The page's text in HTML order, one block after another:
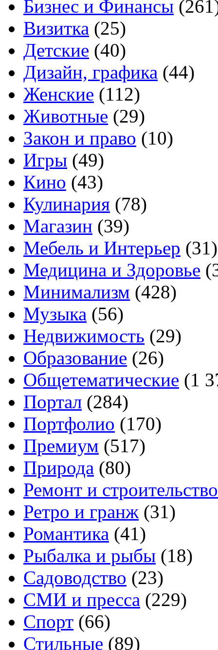
Бизнес и Финансы
Визитка (25)
Детские (40)
Дизайн, графика (44)
Женские (112)
Животные (29)
Закон и право (10)
Игры (49)
Кино (43)
Кулинария (78)
Магазин (39)
Мебель и Интерьер (31)
Медицина и Здоровье
Минимализм (428)
Музыка (56)
Недвижимость (29)
Образование (26)
Общетематические (1
Портал (284)
Портфолио (170)
Премиум (517)
Природа (80)
Ремонт и строительство
Ретро и гранж (31)
Романтика (41)
Рыбалка и рыбы (18)
Садоводство (23)
СМИ и пресса (229)
Спорт (66)
Стильные (89)